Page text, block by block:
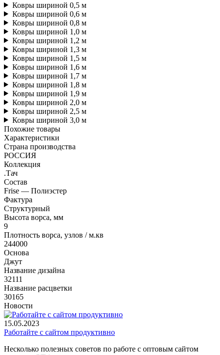
Ковры шириной 0,5 м
Ковры шириной 0,6 м
Ковры шириной 0,8 м
Ковры шириной 1,0 м
Ковры шириной 1,2 м
Ковры шириной 1,3 м
Ковры шириной 1,5 м
Ковры шириной 1,6 м
Ковры шириной 1,7 м
Ковры шириной 1,8 м
Ковры шириной 1,9 м
Ковры шириной 2,0 м
Ковры шириной 2,5 м
Ковры шириной 3,0 м
Похожие товары
Характеристики
Страна производства
РОССИЯ
Коллекция
.Тач
Состав
Frise — Полиэстер
Фактура
Структурный
Высота ворса, мм
9
Плотность ворса, узлов / м.кв
244000
Основа
Джут
Название дизайна
32111
Название расцветки
30165
Новости
15.05.2023
Работайте с сайтом продуктивно
Несколько полезных советов по работе с оптовым сайтом